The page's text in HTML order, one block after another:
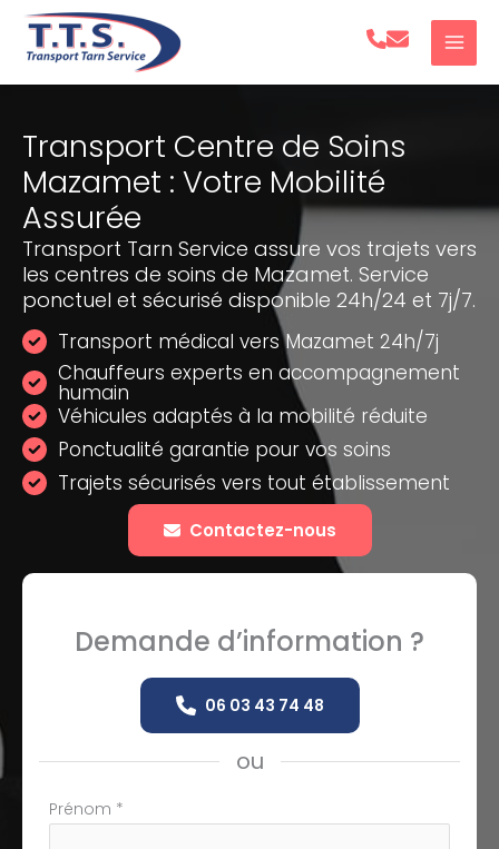
Aller
Transport Centre de Soins
Mazamet : Votre Mobilité
Assurée
Transport Tarn Service assure vos trajets vers
les centres de soins de Mazamet. Service
ponctuel et sécurisé disponible 24h/24 et 7j/7.
Transport médical vers Mazamet 24h/7j
Chauffeurs experts en accompagnement
humain
Véhicules adaptés à la mobilité réduite
Ponctualité garantie pour vos soins
Trajets sécurisés vers tout établissement
Contactez-nous
Demande d’information ?
06 03 43 74 48
ou
Formulaire
Prénom *